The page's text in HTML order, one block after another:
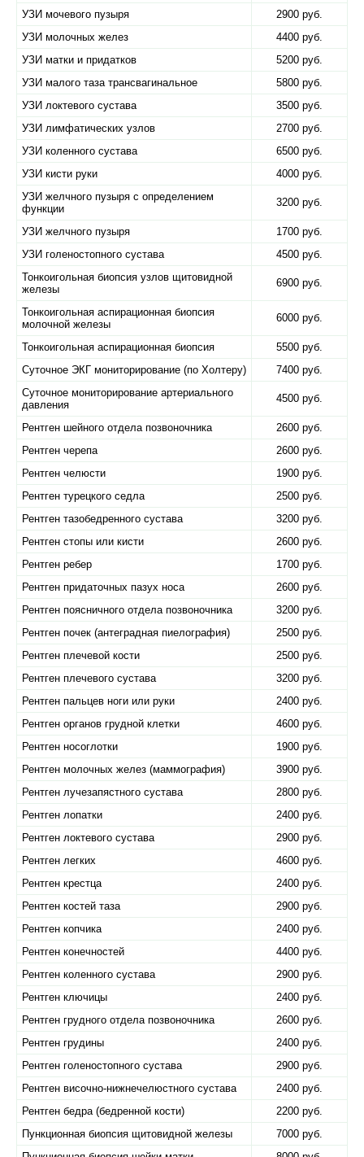
УЗИ мочевого пузыря
2900 руб.
УЗИ молочных желез
4400 руб.
УЗИ матки и придатков
5200 руб.
УЗИ малого таза трансвагинальное
5800 руб.
УЗИ локтевого сустава
3500 руб.
УЗИ лимфатических узлов
2700 руб.
УЗИ коленного сустава
6500 руб.
УЗИ кисти руки
4000 руб.
УЗИ желчного пузыря с определением
функции
3200 руб.
УЗИ желчного пузыря
1700 руб.
УЗИ голеностопного сустава
4500 руб.
Тонкоигольная биопсия узлов щитовидной
железы
6900 руб.
Тонкоигольная аспирационная биопсия
молочной железы
6000 руб.
Тонкоигольная аспирационная биопсия
5500 руб.
Суточное ЭКГ мониторирование (по Холтеру)
7400 руб.
Суточное мониторирование артериального
давления
4500 руб.
Рентген шейного отдела позвоночника
2600 руб.
Рентген черепа
2600 руб.
Рентген челюсти
1900 руб.
Рентген турецкого седла
2500 руб.
Рентген тазобедренного сустава
3200 руб.
Рентген стопы или кисти
2600 руб.
Рентген ребер
1700 руб.
Рентген придаточных пазух носа
2600 руб.
Рентген поясничного отдела позвоночника
3200 руб.
Рентген почек (антеградная пиелография)
2500 руб.
Рентген плечевой кости
2500 руб.
Рентген плечевого сустава
3200 руб.
Рентген пальцев ноги или руки
2400 руб.
Рентген органов грудной клетки
4600 руб.
Рентген носоглотки
1900 руб.
Рентген молочных желез (маммография)
3900 руб.
Рентген лучезапястного сустава
2800 руб.
Рентген лопатки
2400 руб.
Рентген локтевого сустава
2900 руб.
Рентген легких
4600 руб.
Рентген крестца
2400 руб.
Рентген костей таза
2900 руб.
Рентген копчика
2400 руб.
Рентген конечностей
4400 руб.
Рентген коленного сустава
2900 руб.
Рентген ключицы
2400 руб.
Рентген грудного отдела позвоночника
2600 руб.
Рентген грудины
2400 руб.
Рентген голеностопного сустава
2900 руб.
Рентген височно-нижнечелюстного сустава
2400 руб.
Рентген бедра (бедренной кости)
2200 руб.
Пункционная биопсия щитовидной железы
7000 руб.